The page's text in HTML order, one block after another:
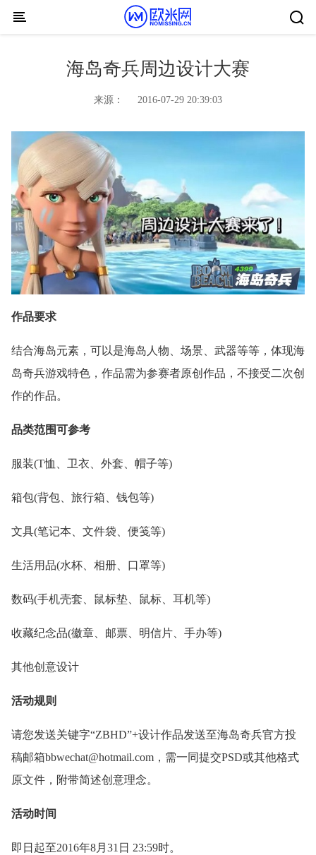
Skip to content
海岛奇兵周边设计大赛
来源： 2016-07-29 20:39:03
作品要求
结合海岛元素，可以是海岛人物、场景、武器等等，体现海
岛奇兵游戏特色，作品需为参赛者原创作品，不接受二次创
作的作品。
品类范围可参考
服装(T恤、卫衣、外套、帽子等)
箱包(背包、旅行箱、钱包等)
文具(笔记本、文件袋、便笺等)
生活用品(水杯、相册、口罩等)
数码(手机壳套、鼠标垫、鼠标、耳机等)
收藏纪念品(徽章、邮票、明信片、手办等)
其他创意设计
活动规则
请您发送关键字“ZBHD”+设计作品发送至海岛奇兵官方投
稿邮箱bbwechat@hotmail.com，需一同提交PSD或其他格式
原文件，附带简述创意理念。
活动时间
即日起至2016年8月31日 23:59时。